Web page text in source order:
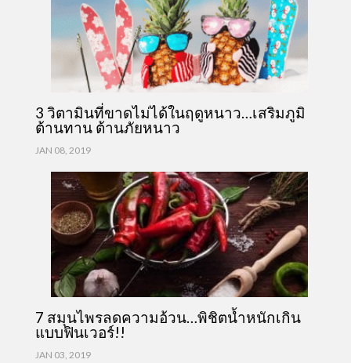
3 วิตามินที่ขาดไม่ได้ในฤดูหนาว…เสริมภูมิ
ต้านทาน ต้านภัยหนาว
JAN 08, 2019
7 สมุนไพรลดความอ้วน…พิชิตน้ำหนักเกิน
แบบฟินเวอร์!!
JAN 03, 2019